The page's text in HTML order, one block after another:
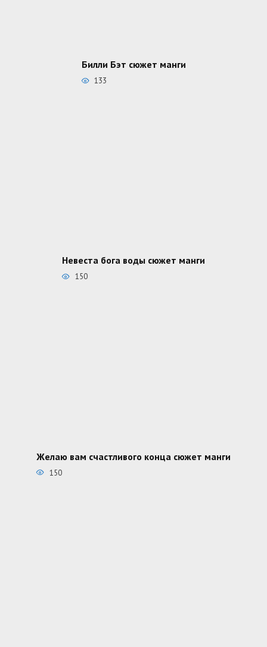
Билли Бэт сюжет манги
133
Невеста бога воды сюжет манги
150
Желаю вам счастливого конца сюжет манги
150